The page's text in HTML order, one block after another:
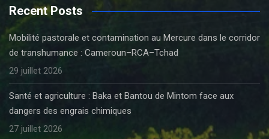
Recent Posts
Mobilité pastorale et contamination au Mercure dans le corridor
de transhumance : Cameroun–RCA–Tchad
29 juillet 2026
Santé et agriculture : Baka et Bantou de Mintom face aux
dangers des engrais chimiques
27 juillet 2026